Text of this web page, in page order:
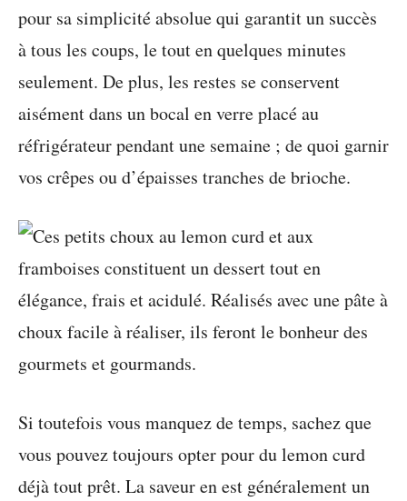
pour sa simplicité absolue qui garantit un succès
à tous les coups, le tout en quelques minutes
seulement. De plus, les restes se conservent
aisément dans un bocal en verre placé au
réfrigérateur pendant une semaine ; de quoi garnir
vos crêpes ou d’épaisses tranches de brioche.
Si toutefois vous manquez de temps, sachez que
vous pouvez toujours opter pour du lemon curd
déjà tout prêt. La saveur en est généralement un